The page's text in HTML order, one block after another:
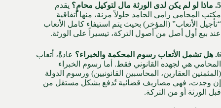
5. ماذا لو لم يكن لدى الورثة مال لتوكيل محامٍ؟
يقدم
مكتب المحامي رامي الحامد حلولاً مرنة، منها اتفاقية
“تأجيل الأتعاب” (المؤخر) بحيث يتم استيفاء كامل الأتعاب
عند بيع أول أصل من أصول التركة، تيسيراً على الورثة.
6. هل تشمل الأتعاب رسوم المحكمة والخبراء؟
عادةً، أتعاب
المحامي هي لجهده القانوني فقط. أما رسوم الخبراء
(المثمنين العقارين، المحاسبين القانونيين) ورسوم الدولة
إن وجدت، فهي مصاريف قضائية تُدفع بشكل مستقل من
قبل الورثة أو من التركة.